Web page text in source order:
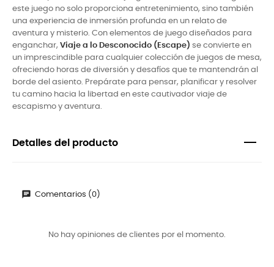
este juego no solo proporciona entretenimiento, sino también
una experiencia de inmersión profunda en un relato de
aventura y misterio. Con elementos de juego diseñados para
enganchar, Viaje a lo Desconocido (Escape) se convierte en
un imprescindible para cualquier colección de juegos de mesa,
ofreciendo horas de diversión y desafíos que te mantendrán al
borde del asiento. Prepárate para pensar, planificar y resolver
tu camino hacia la libertad en este cautivador viaje de
escapismo y aventura.
Detalles del producto
Comentarios (0)
No hay opiniones de clientes por el momento.